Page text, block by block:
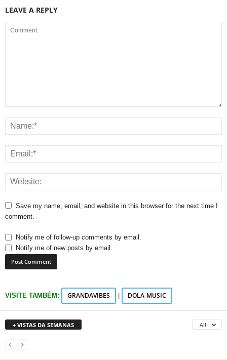
LEAVE A REPLY
Save my name, email, and website in this browser for the next time I
comment.
Notify me of follow-up comments by email.
Notify me of new posts by email.
VISITE TAMBÉM: GRANDAVIBES DOLA-MUSIC
+ VISTAS DA SEMANAS All